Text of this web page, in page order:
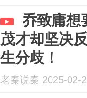
乔致庸想
茂才却坚决
生分歧！
老秦说秦 2025-02-